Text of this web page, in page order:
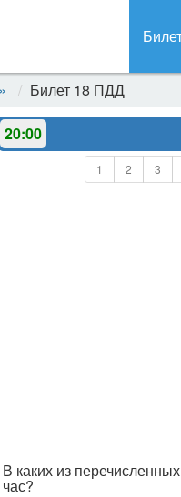
Билет 18 ПДД
20:00
1 2 3
В каких из
час?